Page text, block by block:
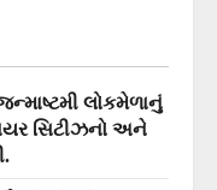
લોકમેળાનું
સિટીઝનો અને